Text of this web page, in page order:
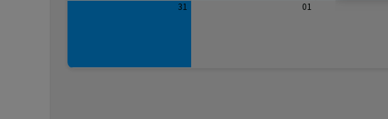
31 01